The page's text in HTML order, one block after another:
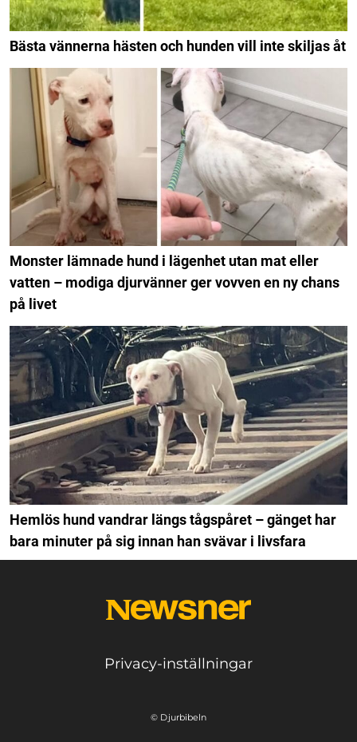
Bästa vännerna hästen och hunden vill inte skiljas åt
Monster lämnade hund i lägenhet utan mat eller
vatten – modiga djurvänner ger vovven en ny chans
på livet
Hemlös hund vandrar längs tågspåret – gänget har
bara minuter på sig innan han svävar i livsfara
Privacy-inställningar
© Djurbibeln